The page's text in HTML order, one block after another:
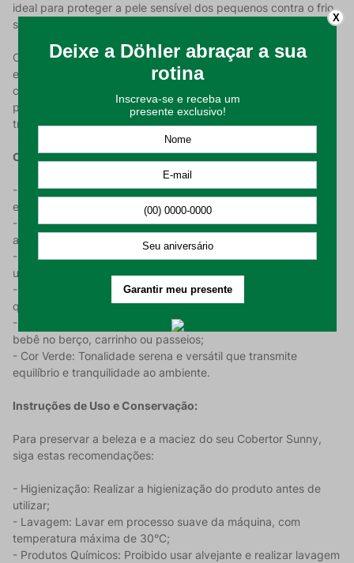
ideal para proteger a pele sensível dos pequenos contra o frio
sem pesar.
O diferencial do modelo Sunny está em seu corpo trabalhado
em alto e baixo relevo com desenhos de estrelas, que
conferem uma textura lúdica mágica à peça. É a união entre a
praticidade da secagem rápida e o design encantador que
transforma o enxoval do bebê em um refúgio de aconchego.
Características do Produto:
- Material 100% Poliéster: Alta durabilidade, toque extra macio
e resistência;
- Gramatura de 250 g/m²: Oferece densidade ideal para
aquecer com conforto e leveza;
- Microfibra Flanelada: Textura aveludada que proporciona
uma experiência sensorial acolhedora;
- Alto e Baixo Relevo: Acabamento com desenhos de estrelas
que conferem charme e elegância;
- Tamanho Ideal: Dimensões pensadas para acompanhar o
bebê no berço, carrinho ou passeios;
- Cor Verde: Tonalidade serena e versátil que transmite
equilíbrio e tranquilidade ao ambiente.
Instruções de Uso e Conservação:
Para preservar a beleza e a maciez do seu Cobertor Sunny,
siga estas recomendações:
- Higienização: Realizar a higienização do produto antes de
utilizar;
- Lavagem: Lavar em processo suave da máquina, com
temperatura máxima de 30°C;
- Produtos Químicos: Proibido usar alvejante e realizar lavagem
X